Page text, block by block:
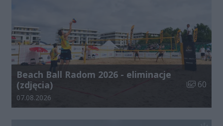
Beach Ball Radom 2026 - eliminacje
(zdjęcia)
Liczba
60
Data dodania galerii:
07.08.2026